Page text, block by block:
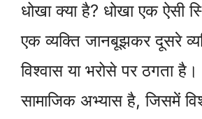
धोखा क्या है? धोखा एक ऐसी
एक व्यक्ति जानबूझकर दूसरे
विश्वास या भरोसे पर ठगता
सामाजिक अभ्यास है, जिसमें